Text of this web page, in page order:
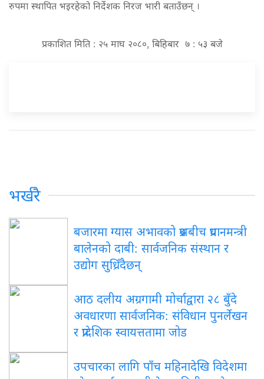
रुपमा स्थापित भइरहेको निर्देशक निरज भारी बताउँछन् ।
प्रकाशित मिति : २५ माघ २०८०, बिहिबार ७ : ५३ बजे
भर्खरै
बजारमा ग्यास अभावको प्रश्नबीच प्रधानमन्त्री
बालेनको दाबी: सार्वजनिक संस्थान र
उद्योग सुध्रिँदैछन्
आठ दलीय अग्रगामी मोर्चाद्वारा २८ बुँदे
अवधारणा सार्वजनिक: संविधान पुनर्लेखन
र प्रादेशिक स्वायत्ततामा जोड
उपचारका लागि पाँच महिनादेखि विदेशमा